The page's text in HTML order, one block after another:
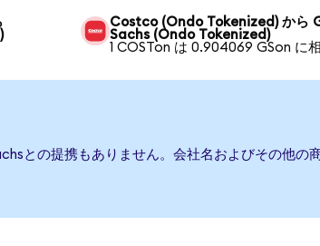
Costco (Ondo Tokenized) から
Sachs (Ondo Tokenized)
1 COSTon は 0.904069 GSon に
との提携もありません。会社名およびその他の